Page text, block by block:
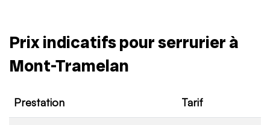
Prix indicatifs pour serrurier à
Mont-Tramelan
Prestation Tarif